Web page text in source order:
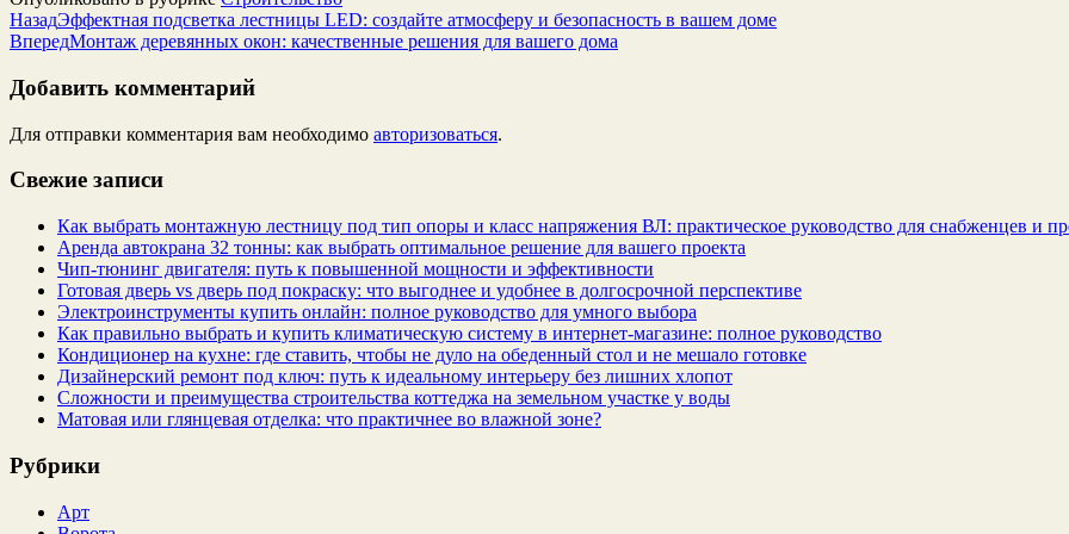
НазадЭффектная подсветка лестницы LED: создайте атмосферу и безопасность в вашем доме
ВпередМонтаж деревянных окон: качественные решения для вашего дома
Добавить комментарий
Для отправки комментария вам необходимо авторизоваться.
Свежие записи
Как выбрать монтажную лестницу под тип опоры и класс напряжения ВЛ: практическое руководство для снабженцев и
Аренда автокрана 32 тонны: как выбрать оптимальное решение для вашего проекта
Чип‑тюнинг двигателя: путь к повышенной мощности и эффективности
Готовая дверь vs дверь под покраску: что выгоднее и удобнее в долгосрочной перспективе
Электроинструменты купить онлайн: полное руководство для умного выбора
Как правильно выбрать и купить климатическую систему в интернет‑магазине: полное руководство
Кондиционер на кухне: где ставить, чтобы не дуло на обеденный стол и не мешало готовке
Дизайнерский ремонт под ключ: путь к идеальному интерьеру без лишних хлопот
Сложности и преимущества строительства коттеджа на земельном участке у воды
Матовая или глянцевая отделка: что практичнее во влажной зоне?
Рубрики
Арт